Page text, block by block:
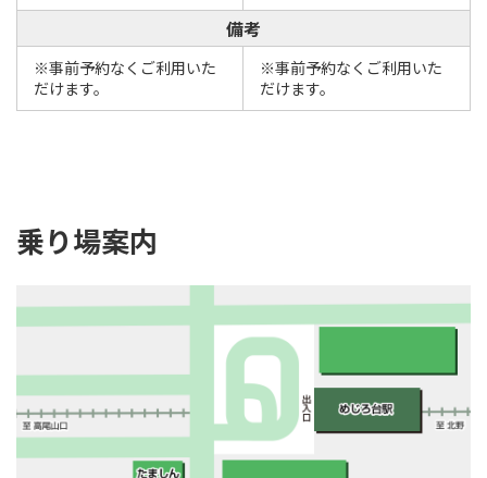
備考
※事前予約なくご利用いた
だけます。
※事前予約なくご利用いた
だけます。
乗り場案内